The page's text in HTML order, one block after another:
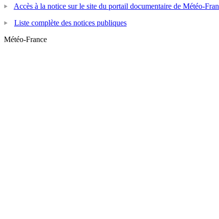
Accès à la notice sur le site du portail documentaire de Météo-
Liste complète des notices publiques
Météo-France